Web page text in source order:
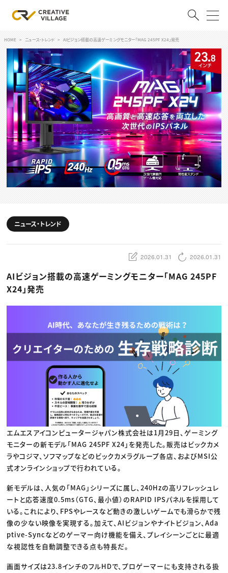
ログイン 会員登録
RECRUIT
クリエイター求人を探す
CREATIVE JOB求人検索
特集求人
採用説明会
転職支援サービス
CONTENTS
スキルアップしたい！
デザイン
プログラミング
動画配信・映像制作
マーケティング
お役立ち基礎知識
TOP Creator’s コラム
TOP Creator’s コラム トップ
アプリクリエイター
マーケッター
クリエイターインタビュー
C＆R Magazine
セミナー
ニュース・トレンド トップ
Web
ゲーム・エンタメ
CREATIVE VILLAGEからのお知らせ
プロフェッショナル×つながる×メディア
HOME ニュース・トレンド AIビジョン搭載の高速ゲーミングモニター「MAG 245PF X24」発売
ニュース・トレンド
2026.01.31 2026.01.31
AIビジョン搭載の高速ゲーミングモニター「MAG 245PF
X24」発売
エムエスアイコンピュータージャパン株式会社は1月29日、ゲーミング
モニターの新モデル「MAG 245PF X24」を発売した。販売はビックカメ
ラやコジマ、ソフマップなどのビックカメラグループ各店、およびMSI公
式オンラインショップで行われている。
新モデルは、人気の「MAG」シリーズに属し、240Hzの高リフレッシュレ
ートと応答速度0.5ms（GTG、最小値）のRAPID IPSパネルを採用して
いる。これにより、FPSやレースなど動きの激しいゲームでも滑らかで残
像の少ない映像を実現する。加えて、AIビジョンやナイトビジョン、Ada
ptive-Syncなどのゲーマー向け機能を備え、プレイシーンごとに最適
な視認性を自動調整できる点も特長だ。
画面サイズは23.8インチのフルHDで、プロゲーマーにも支持される扱